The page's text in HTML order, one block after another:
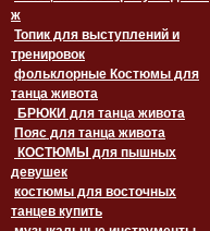
ж
Топик для выступлений и
тренировок
фольклорные Костюмы для
танца живота
БРЮКИ для танца живота
Пояс для танца живота
девушек
костюмы для восточных
танцев купить